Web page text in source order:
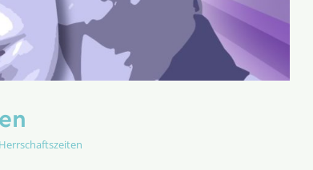
Herrschaftszeiten